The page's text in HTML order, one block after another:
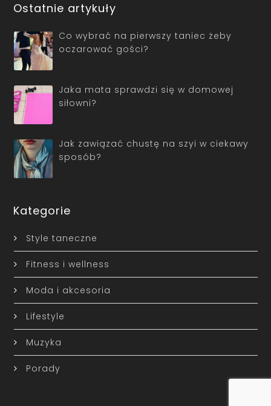
Ostatnie artykuły
Co wybrać na pierwszy taniec żeby
oczarować gości?
Jaka mata sprawdzi się w domowej
siłowni?
Jak zawiązać chustę na szyi w ciekawy
sposób?
Kategorie
Style taneczne
Fitness i wellness
Moda i akcesoria
Lifestyle
Muzyka
Porady